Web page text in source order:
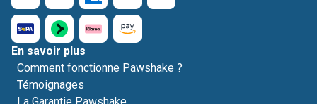
En savoir plus
Comment fonctionne Pawshake ?
Témoignages